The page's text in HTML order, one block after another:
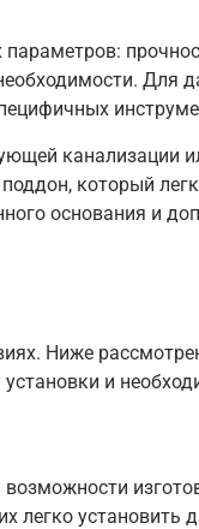
Для
канализации
который
основания и
Ниже
и
легко